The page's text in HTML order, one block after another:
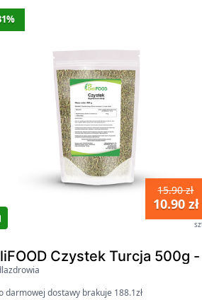
- WISH - Wish
15.90 zł
10.90 zł
Czystek Turcja 500g
darmowej dostawy brakuje 188.1zł